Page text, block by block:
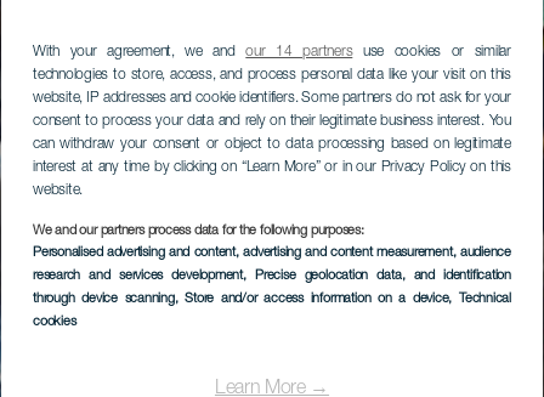
With your agreement, we andour 14 partnersuse cookies or similar
technologies to store, access, and process personal data like your visit on this
website, IP addresses and cookie identifiers. Some partners do not ask for your
consent to process your data and rely on their legitimate business interest. You
can withdraw your consent or object to data processing based on legitimate
interest at any time by clicking on “Learn More” or in our Privacy Policy on this
website.
We and our partners process data for the following purposes:
Personalised advertising and content, advertising and content measurement, audience
research and services development, Precise geolocation data, and identification
through device scanning, Store and/or access information on a device, Technical
cookies
Learn More →